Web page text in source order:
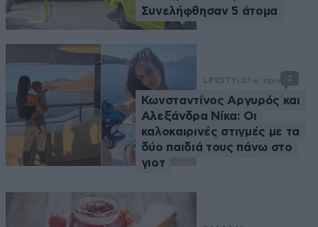
Συνελήφθησαν 5 άτομα
LIFESTYLE 1 ω. πριν 2
Κωνσταντίνος Αργυρός και
Αλεξάνδρα Νίκα: Οι
καλοκαιρινές στιγμές με τα
δύο παιδιά τους πάνω στο
γιοτ